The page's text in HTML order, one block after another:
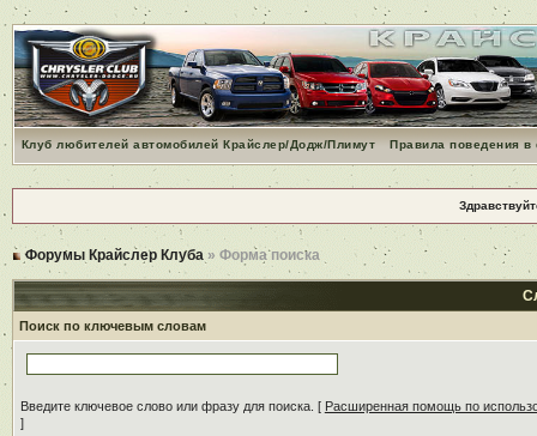
Клуб любителей автомобилей Крайслер/Додж/Плимут Правила поведения
Форумы Крайслер Клуба » Форма поиска
Поиск по ключевым словам
Введите ключевое слово или фразу для поиска. [ Расширенная помощь по
]